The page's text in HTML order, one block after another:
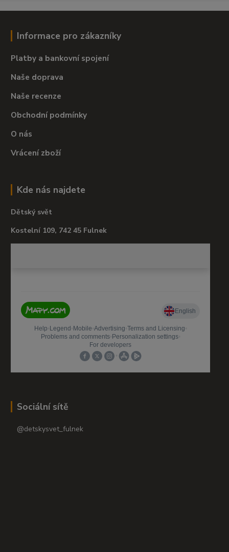
Informace pro zákazníky
Platby a bankovní spojení
Naše doprava
Naše recenze
Obchodní podmínky
O nás
Vrácení zboží
Kde nás najdete
Dětský svět
Kostelní 109, 742 45 Fulnek
Sociální sítě
@detskysvet_fulnek